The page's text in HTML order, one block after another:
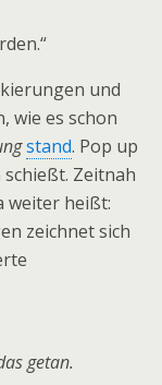
und
wie es schon
stand. Pop up
schießt. Zeitnah
weiter heißt:
zeichnet sich
getan.